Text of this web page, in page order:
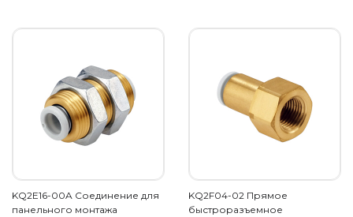
KQ2E16-00A Соединение для
панельного монтажа
KQ2F04-02 Прямое
быстроразъемное